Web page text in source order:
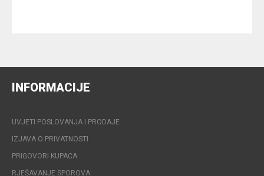
INFORMACIJE
UVJETI POSLOVANJA I PRODAJE
IZJAVA O PRIVATNOSTI
PRIGOVORI KUPACA
RJEŠAVANJE SPOROVA